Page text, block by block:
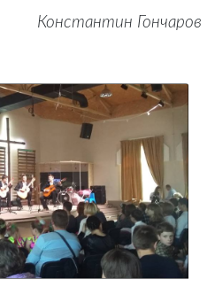
Константин Гончаров